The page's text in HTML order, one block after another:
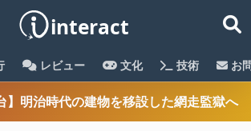
レビュー 文化 技術 お
】明治時代の建物を移設した網走監獄へ